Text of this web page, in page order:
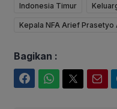
Indonesia Timur
Kepala NFA Arief Prasetyo
Bagikan :